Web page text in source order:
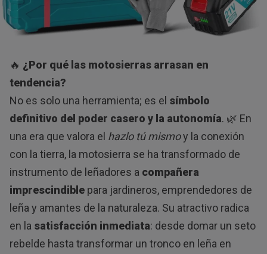
🔥 ¿Por qué las motosierras arrasan en
tendencia?
No es solo una herramienta; es el símbolo
definitivo del poder casero y la autonomía. 🌿 En
una era que valora el hazlo tú mismoy la conexión
con la tierra, la motosierra se ha transformado de
instrumento de leñadores a compañera
imprescindible para jardineros, emprendedores de
leña y amantes de la naturaleza. Su atractivo radica
en la satisfacción inmediata: desde domar un seto
rebelde hasta transformar un tronco en leña en